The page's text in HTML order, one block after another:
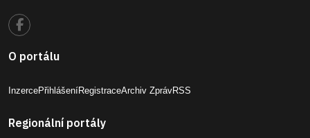
O portálu
InzercePřihlášeníRegistraceArchiv ZprávRSS
Regionální portály